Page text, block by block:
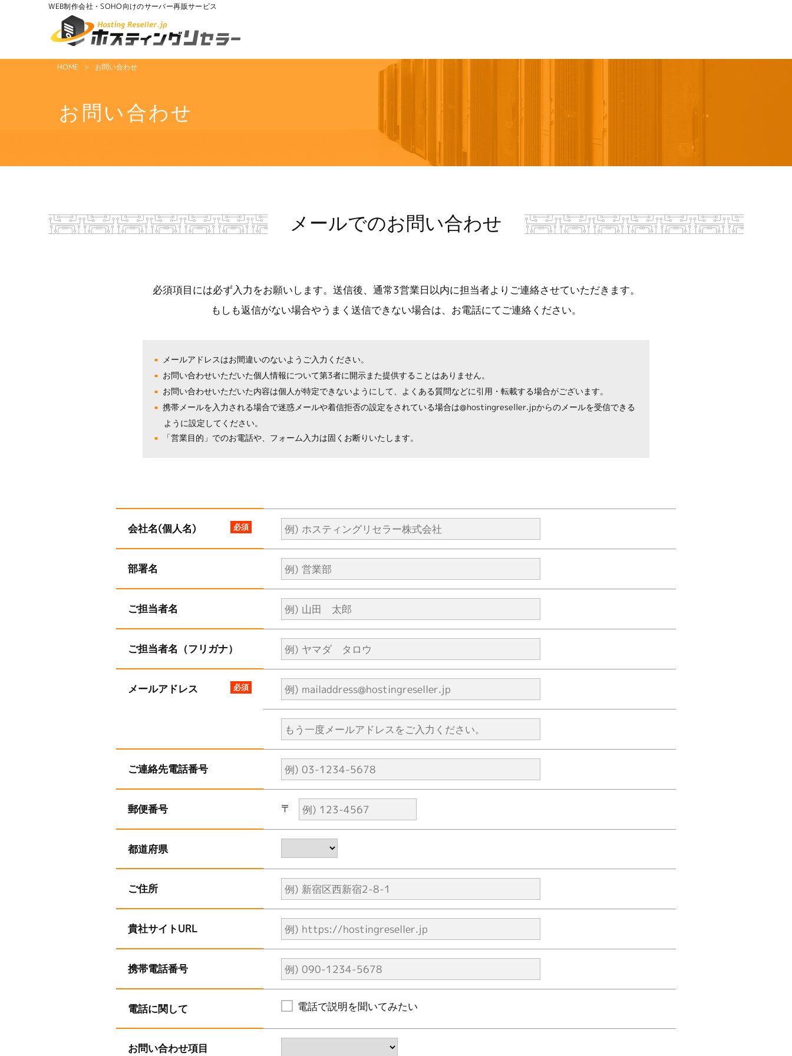
WEB制作会社・SOHO向けのサーバー再販サービス
HOME お問い合わせ
お問い合わせ
メールでのお問い合わせ
必須項目には必ず入力をお願いします。送信後、通常3営業日以内に担当者よりご連絡させていただきます。
もしも返信がない場合やうまく送信できない場合は、お電話にてご連絡ください。
メールアドレスはお間違いのないようご入力ください。
お問い合わせいただいた個人情報について第3者に開示また提供することはありません。
お問い合わせいただいた内容は個人が特定できないようにして、よくある質問などに引用・転載する場合がございます。
携帯メールを入力される場合で迷惑メールや着信拒否の設定をされている場合は@hostingreseller.jpからのメールを受信できる
ように設定してください。
「営業目的」でのお電話や、フォーム入力は固くお断りいたします。
会社名(個人名) 必須
部署名
ご担当者名
ご担当者名（フリガナ）
メールアドレス 必須
ご連絡先電話番号
郵便番号 〒
都道府県
ご住所
貴社サイトURL
携帯電話番号
電話に関して 電話で説明を聞いてみたい
お問い合わせ項目